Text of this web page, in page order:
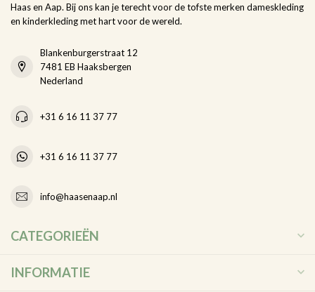
Haas en Aap. Bij ons kan je terecht voor de tofste merken dameskleding
en kinderkleding met hart voor de wereld.
Blankenburgerstraat 12
7481 EB Haaksbergen
Nederland
+31 6 16 11 37 77
+31 6 16 11 37 77
info@haasenaap.nl
CATEGORIEËN
INFORMATIE